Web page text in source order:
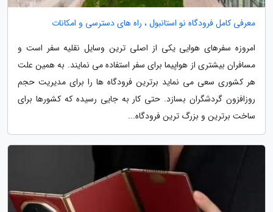
معرفی کامل فرودگاه نو استانبول ، راه های دسترسی و امکانات
امروزه سفرهای هوایی یکی از اصلی ترین وسایل نقلیه سفر است و
مسافران بیشتری از هواپیما برای سفر استفاده می نمایند. به همین علت
هر کشوری سعی می نماید برترین فرودگاه ها را برای مدیریت حجم
روزافزون گردشگران بسازد. حتی کار به جایی رسیده که کشورها برای
ساخت برترین و بزرگ ترین فرودگاه...